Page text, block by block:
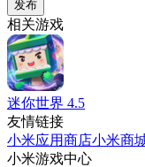
发布
相关游戏
迷你世界 4.5
友情链接
小米应用商店小米商
小米游戏中心